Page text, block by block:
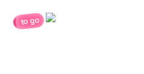
to go